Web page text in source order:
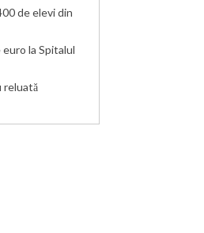
de elevi din
la Spitalul
reluată